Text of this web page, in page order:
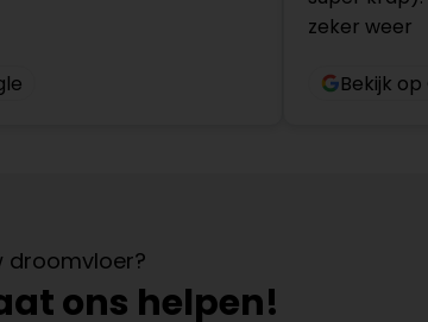
zeker weer
Bekijk
droomvloer?
ons helpen!